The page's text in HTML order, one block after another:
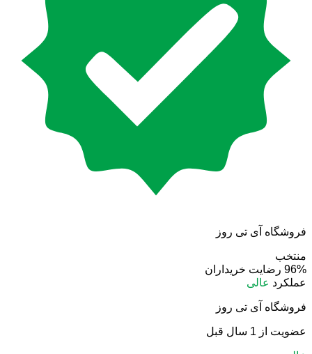
فروشگاه آی تی روز
منتخب
96% رضایت خریداران
عملکرد عالی
فروشگاه آی تی روز
عضویت از 1 سال قبل